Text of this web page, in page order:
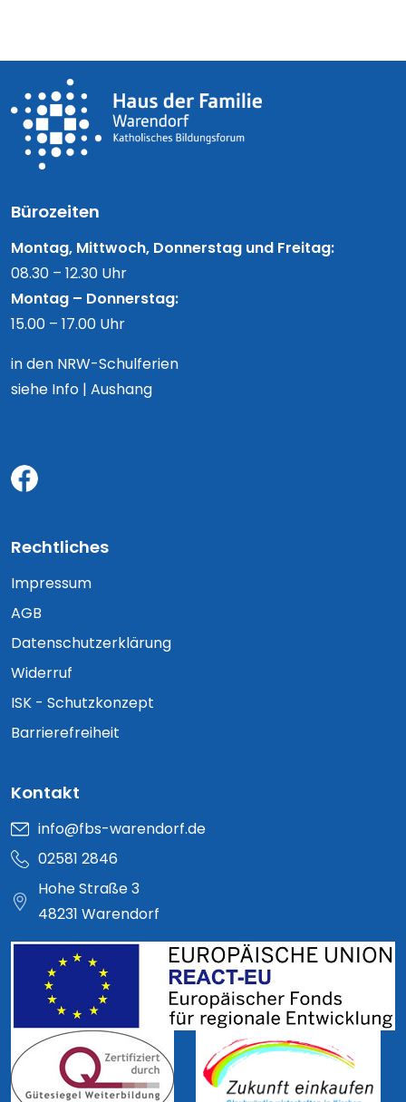
Bürozeiten
Montag, Mittwoch, Donnerstag und Freitag:
08.30 – 12.30 Uhr
Montag – Donnerstag:
15.00 – 17.00 Uhr
in den NRW-Schulferien
siehe Info | Aushang
Rechtliches
Impressum
AGB
Datenschutzerklärung
Widerruf
ISK - Schutzkonzept
Barrierefreiheit
Kontakt
info@fbs-warendorf.de
02581 2846
Hohe Straße 3
48231 Warendorf